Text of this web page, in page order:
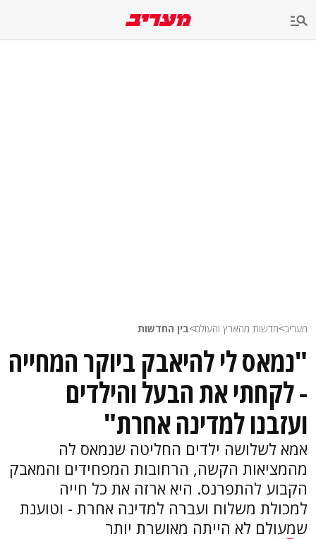
מעריב>חדשות מהארץ והעולם>בין החדשות
"נמאס לי להיאבק ביוקר המחייה
- לקחתי את הבעל והילדים
ועזבנו למדינה אחרת"
אמא לשלושה ילדים החליטה שנמאס לה
מהמציאות הקשה, הרחובות המפחידים והמאבק
הקבוע להתפרנס. היא ארזה את כל חייה
למכולת משלוח ועברה למדינה אחרת - וטוענת
שמעולם לא הייתה מאושרת יותר